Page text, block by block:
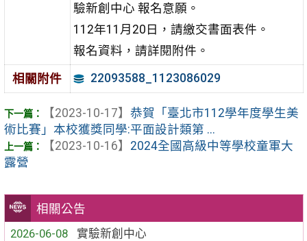
相關公告
2026-06-08
實驗新創中心
驗新創中心 報名意願。
112年11月20日，請繳交書面表件。
報名資料，請詳閱附件。
相關附件 22093588_1123086029
【2023-10-17】 恭賀「臺北市112學年度學生美
術比賽」本校獲獎同學:平面設計類第 ...
【2023-10-16】 2024全國高級中等學校童軍大
露營